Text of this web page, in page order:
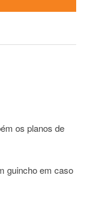
os planos de
guincho em caso